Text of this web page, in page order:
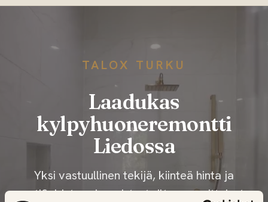
TALOX TURKU
Laadukas
kylpyhuoneremontti
Liedossa
Yksi vastuullinen tekijä, kiinteä hinta ja
sertifioidut vedeneristystyöt – suunnittelusta